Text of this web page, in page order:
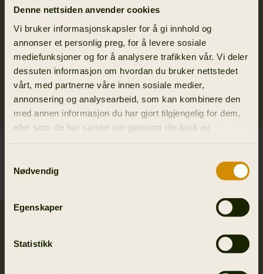
Denne nettsiden anvender cookies
Vi bruker informasjonskapsler for å gi innhold og
annonser et personlig preg, for å levere sosiale
mediefunksjoner og for å analysere trafikken vår. Vi deler
dessuten informasjon om hvordan du bruker nettstedet
vårt, med partnerne våre innen sosiale medier,
annonsering og analysearbeid, som kan kombinere den
med annen informasjon du har gjort tilgjengelig for dem,
eller som de har samlet inn gjennom din bruk av
Nødvendig
Egenskaper
Statistikk
99.95 EUR